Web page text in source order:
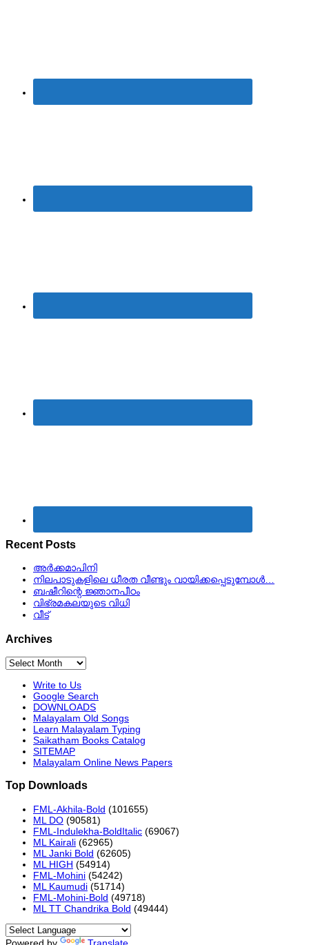
Recent Posts
അർക്കമാപിനി
നിലപാടുകളിലെ ധീരത വീണ്ടും വായിക്കപ്പെടുമ്പോള്‍…
ബഷീറിന്റെ ജ്ഞാനപീഠം
വിഭ്രമകലയുടെ വിധി
വീട്
Archives
Archives
Write to Us
Google Search
DOWNLOADS
Malayalam Old Songs
Learn Malayalam Typing
Saikatham Books Catalog
SITEMAP
Malayalam Online News Papers
Top Downloads
FML-Akhila-Bold (101655)
ML DO (90581)
FML-Indulekha-BoldItalic (69067)
ML Kairali (62965)
ML Janki Bold (62605)
ML HIGH (54914)
FML-Mohini (54242)
ML Kaumudi (51714)
FML-Mohini-Bold (49718)
ML TT Chandrika Bold (49444)